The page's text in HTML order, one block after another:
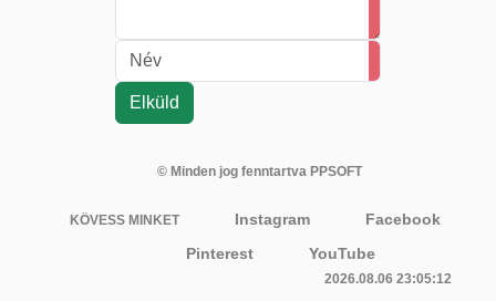
© Minden jog fenntartva PPSOFT
KÖVESS MINKET Instagram
Facebook
Pinterest
YouTube
2026.08.06 23:05:12